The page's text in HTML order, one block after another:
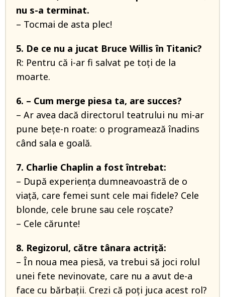
nu s-a terminat.
– Tocmai de asta plec!
5. De ce nu a jucat Bruce Willis în Titanic?
R: Pentru că i-ar fi salvat pe toţi de la
moarte.
6. – Cum merge piesa ta, are succes?
– Ar avea dacă directorul teatrului nu mi-ar
pune beţe-n roate: o programează înadins
când sala e goală.
7. Charlie Chaplin a fost întrebat:
– După experienţa dumneavoastră de o
viaţă, care femei sunt cele mai fidele? Cele
blonde, cele brune sau cele roşcate?
– Cele cărunte!
8. Regizorul, către tânara actriţă:
– În noua mea piesă, va trebui să joci rolul
unei fete nevinovate, care nu a avut de-a
face cu bărbaţii. Crezi că poţi juca acest rol?